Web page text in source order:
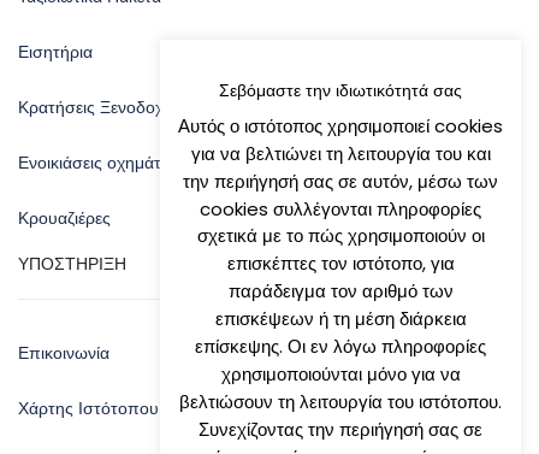
Εισητήρια
Κρατήσεις Ξενοδοχείων
Ενοικιάσεις οχημάτων
Κρουαζιέρες
ΥΠΟΣΤΗΡΙΞΗ
Επικοινωνία
Χάρτης Ιστότοπου
Σεβόμαστε την ιδιωτικότητά σας
Αυτός ο ιστότοπος χρησιμοποιεί cookies
για να βελτιώνει τη λειτουργία του και
την περιήγησή σας σε αυτόν, μέσω των
cookies συλλέγονται πληροφορίες
σχετικά με το πώς χρησιμοποιούν οι
επισκέπτες τον ιστότοπο, για
παράδειγμα τον αριθμό των
επισκέψεων ή τη μέση διάρκεια
επίσκεψης. Οι εν λόγω πληροφορίες
χρησιμοποιούνται μόνο για να
βελτιώσουν τη λειτουργία του ιστότοπου.
Συνεχίζοντας την περιήγησή σας σε